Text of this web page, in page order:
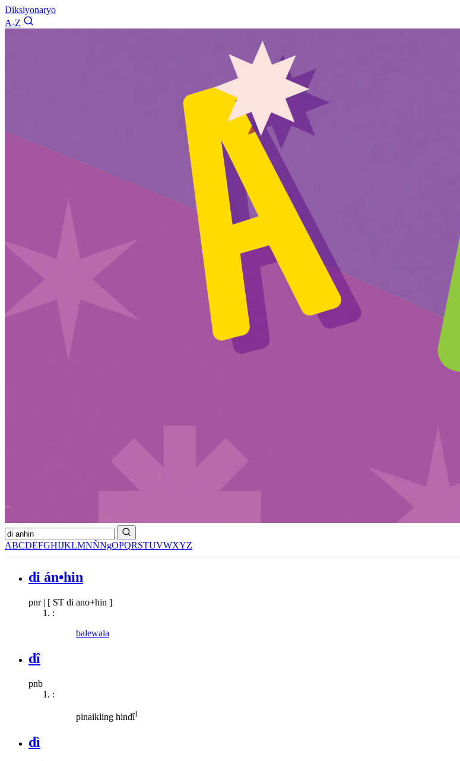
Diksiyonaryo
A-Z
ABCDEFGHIJKLMNÑNgOPQRSTUVWXYZ
di án•hin
pnr | [ ST di ano+hin ]
:
balewala
dî
pnb
:
pinaikling hindî1
dì